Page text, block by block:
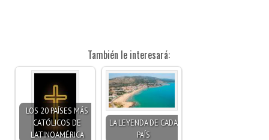
También le interesará:
LOS 20 PAÍSES MÁS
CATÓLICOS DE
LATINOAMÉRICA
LA LEYENDA DE CADA
PAÍS